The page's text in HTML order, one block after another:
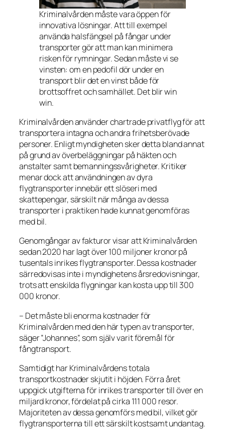
Kriminalvården måste vara öppen för
innovativa lösningar. Att till exempel
använda halsfängsel på fångar under
transporter gör att man kan minimera
risken för rymningar. Sedan måste vi se
vinsten: om en pedofil dör under en
transport blir det en vinst både för
brottsoffret och samhället. Det blir win
win.
Kriminalvården använder chartrade privatflyg för att
transportera intagna och andra frihetsberövade
personer. Enligt myndigheten sker detta bland annat
på grund av överbeläggningar på häkten och
anstalter samt bemanningssvårigheter. Kritiker
menar dock att användningen av dyra
flygtransporter innebär ett slöseri med
skattepengar, särskilt när många av dessa
transporter i praktiken hade kunnat genomföras
med bil.
Genomgångar av fakturor visar att Kriminalvården
sedan 2020 har lagt över 100 miljoner kronor på
tusentals inrikes flygtransporter. Dessa kostnader
särredovisas inte i myndighetens årsredovisningar,
trots att enskilda flygningar kan kosta upp till 300
000 kronor.
– Det måste bli enorma kostnader för
Kriminalvården med den här typen av transporter,
säger ”Johannes”, som själv varit föremål för
fångtransport.
Samtidigt har Kriminalvårdens totala
transportkostnader skjutit i höjden. Förra året
uppgick utgifterna för inrikes transporter till över en
miljard kronor, fördelat på cirka 111 000 resor.
Majoriteten av dessa genomförs med bil, vilket gör
flygtransporterna till ett särskilt kostsamt undantag.